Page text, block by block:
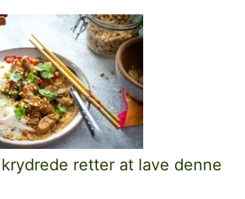
retter at lave denne